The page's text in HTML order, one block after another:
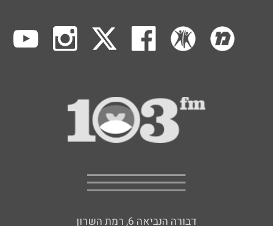
דבורה הנביאה 6, רמת השרון